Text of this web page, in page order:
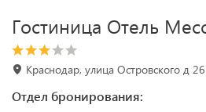
Гостиница Отель
Краснодар, улица Островского д 26
Отдел бронирования: